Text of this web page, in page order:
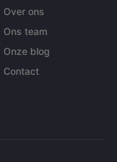
Over ons
Ons team
Onze blog
Contact